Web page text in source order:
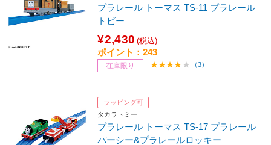
プラレール トーマス TS-11 プラレール
トビー
¥2,430 (税込)
ポイント：243
在庫限り （3）
ラッピング可
タカラトミー
プラレール トーマス TS-17 プラレール
パーシー&プラレールロッキー